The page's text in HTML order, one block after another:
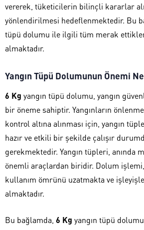
vererek, tüketicilerin bilinçli kararlar
yönlendirilmesi hedeflenmektedir. Bu
tüpü dolumu ile ilgili tüm merak
almaktadır.
Yangın Tüpü Dolumunun Önemi
6 Kg yangın tüpü dolumu, yangın
bir öneme sahiptir. Yangınların
kontrol altına alınması için, yangın
hazır ve etkili bir şekilde çalışır
gerekmektedir. Yangın tüpleri, anında
önemli araçlardan biridir. Dolum
kullanım ömrünü uzatmakta ve
almaktadır.
Bu bağlamda, 6 Kg yangın tüpü